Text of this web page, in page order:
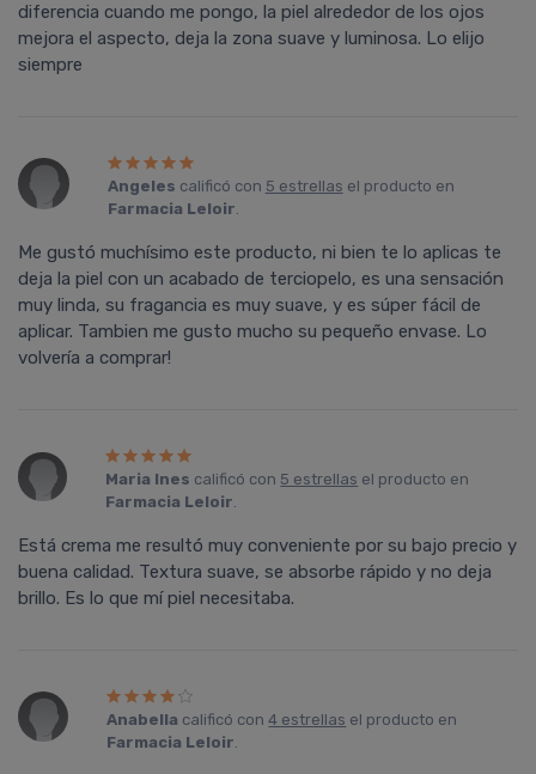
diferencia cuando me pongo, la piel alrededor de los ojos
mejora el aspecto, deja la zona suave y luminosa. Lo elijo
siempre
Angeles calificó con 5 estrellas el producto en
Farmacia Leloir.
Me gustó muchí­simo este producto, ni bien te lo aplicas te
deja la piel con un acabado de terciopelo, es una sensación
muy linda, su fragancia es muy suave, y es súper fácil de
aplicar. Tambien me gusto mucho su pequeño envase. Lo
volverí­a a comprar!
Maria Ines calificó con 5 estrellas el producto en
Farmacia Leloir.
Está crema me resultó muy conveniente por su bajo precio y
buena calidad. Textura suave, se absorbe rápido y no deja
brillo. Es lo que mí­ piel necesitaba.
Anabella calificó con4 estrellas el producto en
Farmacia Leloir.